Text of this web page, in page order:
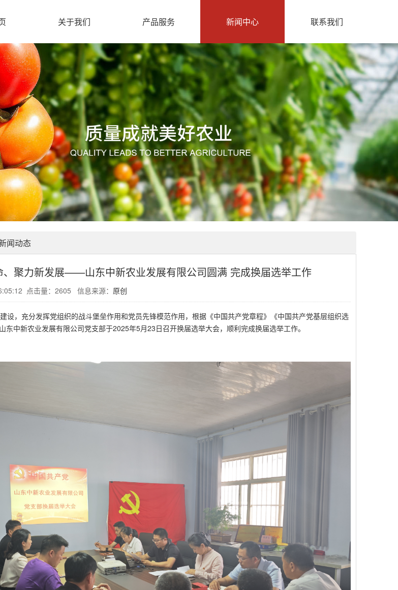
关于我们 产品服务 新闻中心 联系我们
闻动态
、聚力新发展——山东中新农业发展有限公司圆满 完成换届选举工作
点击量：2605 信息来源： 原创
设，充分发挥党组织的战斗堡垒作用和党员先锋模范作用，根据《中国共产党章程》《中国共产党基层组织选
东中新农业发展有限公司党支部于2025年5月23日召开换届选举大会，顺利完成换届选举工作。